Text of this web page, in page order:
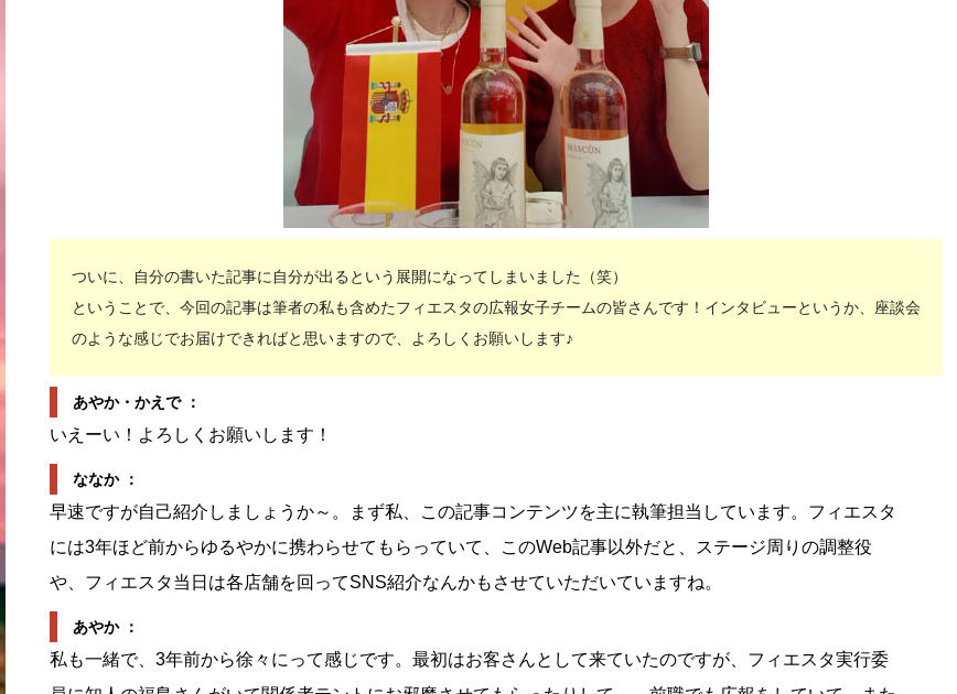
ついに、自分の書いた記事に自分が出るという展開になってしまいました（笑）
ということで、今回の記事は筆者の私も含めたフィエスタの広報女子チームの皆さんです！インタビューというか、座談会
のような感じでお届けできればと思いますので、よろしくお願いします♪
あやか・かえで ：
いえーい！よろしくお願いします！
ななか ：
早速ですが自己紹介しましょうか～。まず私、この記事コンテンツを主に執筆担当しています。フィエスタ
には3年ほど前からゆるやかに携わらせてもらっていて、このWeb記事以外だと、ステージ周りの調整役
や、フィエスタ当日は各店舗を回ってSNS紹介なんかもさせていただいていますね。
あやか ：
私も一緒で、3年前から徐々にって感じです。最初はお客さんとして来ていたのですが、フィエスタ実行委